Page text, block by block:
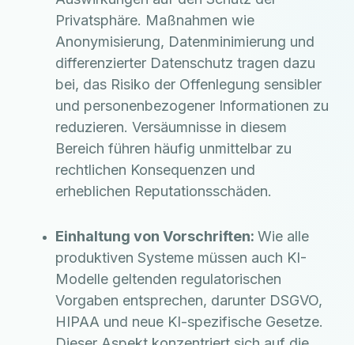
Privatsphäre. Maßnahmen wie
Anonymisierung, Datenminimierung und
differenzierter Datenschutz tragen dazu
bei, das Risiko der Offenlegung sensibler
und personenbezogener Informationen zu
reduzieren. Versäumnisse in diesem
Bereich führen häufig unmittelbar zu
rechtlichen Konsequenzen und
erheblichen Reputationsschäden.
Einhaltung von Vorschriften: Wie alle
produktiven Systeme müssen auch KI-
Modelle geltenden regulatorischen
Vorgaben entsprechen, darunter DSGVO,
HIPAA und neue KI-spezifische Gesetze.